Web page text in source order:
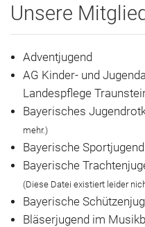
JugendleiterInnen Schulungen
Förderungen
Verleih
Jugendzeltplatz
Kontakt
Unsere
Adventjugend
AG Kinder- und
Landespflege
Bayerisches
mehr.)
Bayerische
Bayerische
(Diese Datei existiert leider
Bayerische
Bläserjugend im